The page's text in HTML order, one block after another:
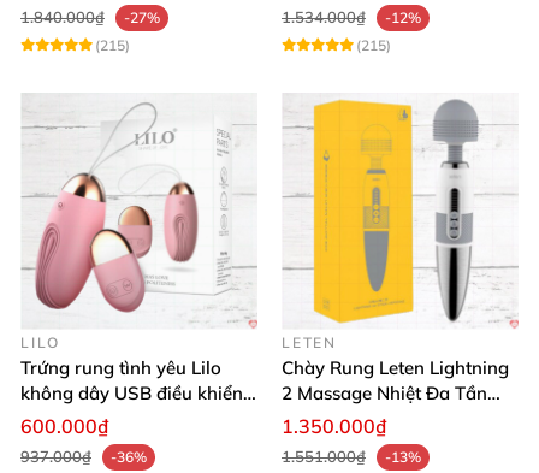
1.840.000₫
-27%
(215)
1.534.000₫
-12%
(215)
LILO
Trứng rung tình yêu Lilo
không dây USB điều khiển
remote tiện lợi
600.000₫
937.000₫
-36%
LETEN
Chày Rung Leten Lightning
2 Massage Nhiệt Đa Tần
Rung Toàn Thân
1.350.000₫
1.551.000₫
-13%